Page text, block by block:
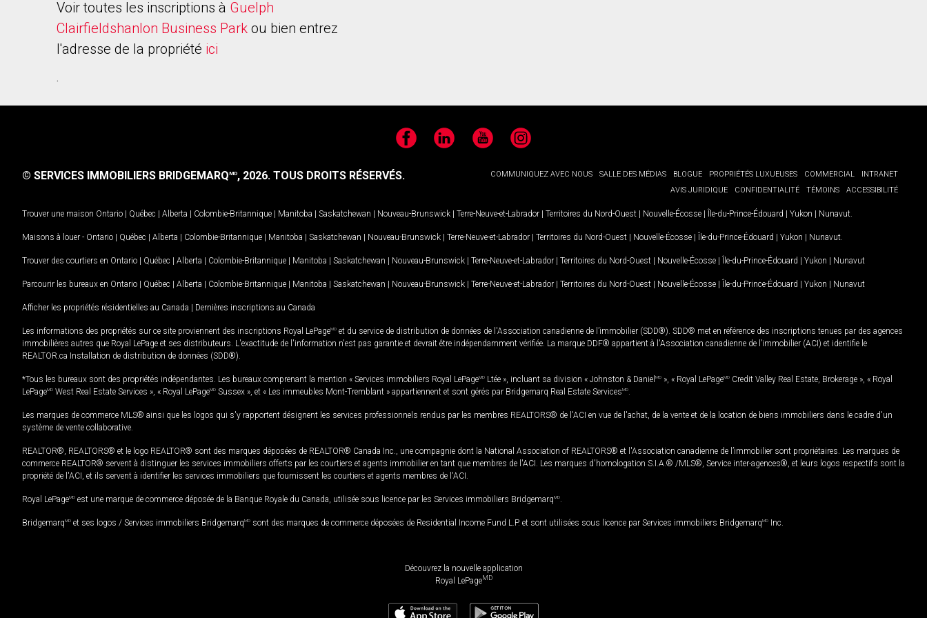
Voir toutes les inscriptions à Guelph
Clairfieldshanlon Business Park ou bien entrez
l'adresse de la propriété ici
.
FacebookLinkedIn YouTubeInstagram
COMMUNIQUEZ AVEC NOUS SALLE DES MÉDIAS BLOGUE PROPRIÉTÉS LUXUEUSES COMMERCIAL
INTRANET
AVIS JURIDIQUE
CONFIDENTIALITÉ TÉMOINS ACCESSIBILITÉ
© SERVICES IMMOBILIERS BRIDGEMARQMD, 2026. TOUS DROITS RÉSERVÉS.
Trouver une maison Ontario | Québec | Alberta | Colombie-Britannique | Manitoba | Saskatchewan | Nouveau-Brunswick | Terre-Neuve-et-Labrador | Territoires du Nord-Ouest | Nouvelle-Écosse | Île-du-Prince-Édouard | Yukon | Nunavut
Maisons à louer - Ontario | Québec | Alberta | Colombie-Britannique | Manitoba | Saskatchewan | Nouveau-Brunswick | Terre-Neuve-et-Labrador | Territoires du Nord-Ouest | Nouvelle-Écosse | Île-du-Prince-Édouard | Yukon | Nunavut
Trouver des courtiers en Ontario | Québec | Alberta | Colombie-Britannique | Manitoba | Saskatchewan | Nouveau-Brunswick | Terre-Neuve-et-Labrador | Territoires du Nord-Ouest | Nouvelle-Écosse | Île-du-Prince-Édouard | Yukon | Nunavut
Parcourir les bureaux en Ontario | Québec | Alberta | Colombie-Britannique | Manitoba | Saskatchewan | Nouveau-Brunswick | Terre-Neuve-et-Labrador | Territoires du Nord-Ouest | Nouvelle-Écosse | Île-du-Prince-Édouard | Yukon | Nunavut
Afficher les propriétés résidentielles au Canada | Dernières inscriptions au Canada
Les informations des propriétés sur ce site proviennent des inscriptions Royal LePageMD et du service de distribution de données de l'Association canadienne de l’immobilier (SDD®). SDD® met en référence des inscriptions tenues par des agences
immobilières autres que Royal LePage et ses distributeurs. L'exactitude de l'information n'est pas garantie et devrait être indépendamment vérifiée. La marque DDF® appartient à l'Association canadienne de l’immobilier (ACI) et identifie le
REALTOR.ca Installation de distribution de données (SDD®).
*Tous les bureaux sont des propriétés indépendantes. Les bureaux comprenant la mention « Services immobiliers Royal LePageMD Ltée », incluant sa division « Johnston & Daniel MD », « Royal LePageMD Credit Valley Real Estate, Brokerage », « Royal
LePageMD West Real Estate Services », « Royal LePageMD Sussex », et « Les immeubles Mont-Tremblant » appartiennent et sont gérés par Bridgemarq Real Estate ServicesMD
Les marques de commerce MLS® ainsi que les logos qui s'y rapportent désignent les services professionnels rendus par les membres REALTORS® de l'ACI en vue de l'achat, de la vente et de la location de biens immobiliers dans le cadre d'un
système de vente collaborative.
REALTOR®, REALTORS® et le logo REALTOR® sont des marques déposées de REALTOR® Canada Inc., une compagnie dont la National Association of REALTORS® et l'Association canadienne de l’immobilier sont propriétaires. Les marques de
commerce REALTOR® servent à distinguer les services immobiliers offerts par les courtiers et agents immobilier en tant que membres de l'ACI. Les marques d'homologation S.I.A.® /MLS®, Service inter-agences®, et leurs logos respectifs sont la
propriété de l'ACI, et ils servent à identifier les services immobiliers que fournissent les courtiers et agents membres de l'ACI.
Royal LePageMD est une marque de commerce déposée de la Banque Royale du Canada, utilisée sous licence par les Services immobiliers BridgemarqMD
BridgemarqMD et ses logos / Services immobiliers BridgemarqMD sont des marques de commerce déposées de Residential Income Fund L.P. et sont utilisées sous licence par Services immobiliers BridgemarqMD Inc.
Découvrez la nouvelle application
Royal LePageMD